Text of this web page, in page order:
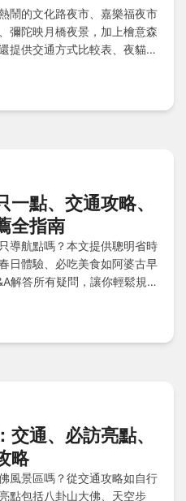
鬧的文化路夜市、嘉樂福夜市
彌陀映月橋夜景，加上檜意森
提供交通方式比較表、夜貓族
點、交通攻略、
全指南
導航點嗎？本文提供聰明省時
日體驗、必吃美食如阿婆古早
解答所有疑問，讓你輕鬆規
交通、必訪亮點、
略
風景區嗎？從交通攻略如自行
點包括八卦山大佛、天空步